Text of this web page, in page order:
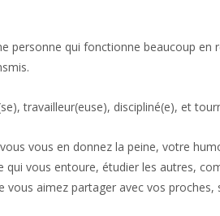
personne qui fonctionne beaucoup en
travailleur(euse), discipliné(e), et
vous en donnez la peine, votre
qui vous entoure, étudier les autres,
vous aimez partager avec vos